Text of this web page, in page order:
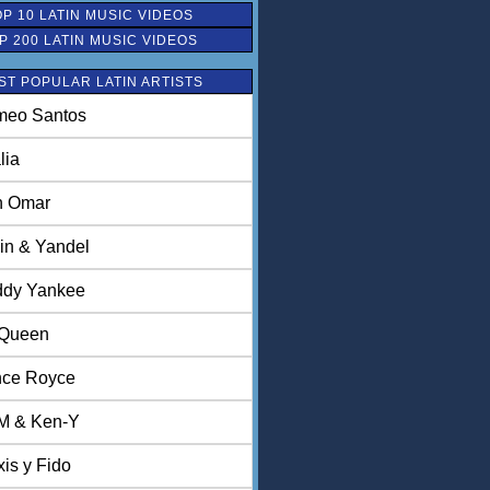
10 LATIN MUSIC VIDEOS
200 LATIN MUSIC VIDEOS
POPULAR LATIN ARTISTS
Santos
Omar
& Yandel
Yankee
Royce
& Ken-Y
y Fido